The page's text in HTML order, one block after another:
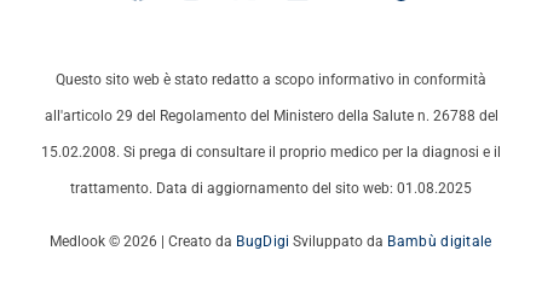
Questo sito web è stato redatto a scopo informativo in conformità
all'articolo 29 del Regolamento del Ministero della Salute n. 26788 del
15.02.2008. Si prega di consultare il proprio medico per la diagnosi e il
trattamento. Data di aggiornamento del sito web: 01.08.2025
Medlook © 2026 | Creato da BugDigi Sviluppato da Bambù digitale